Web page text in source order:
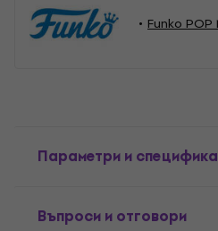
Funko
Параметри и
Въпроси и отговори